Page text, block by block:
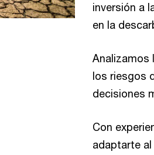
inversión a
en la
Analizamos
los riesgos
decisiones
Con
adaptarte